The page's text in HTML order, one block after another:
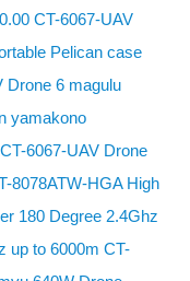
CT-6067-UAV
Pelican case
Drone 6 magulu
yamakono
6067-UAV Drone
8078ATW-HGA High
180 Degree 2.4Ghz
up to 6000m CT-